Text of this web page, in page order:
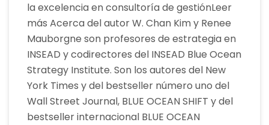
la excelencia en consultoría de gestiónLeer
más Acerca del autor W. Chan Kim y Renee
Mauborgne son profesores de estrategia en
INSEAD y codirectores del INSEAD Blue Ocean
Strategy Institute. Son los autores del New
York Times y del bestseller número uno del
Wall Street Journal, BLUE OCEAN SHIFT y del
bestseller internacional BLUE OCEAN